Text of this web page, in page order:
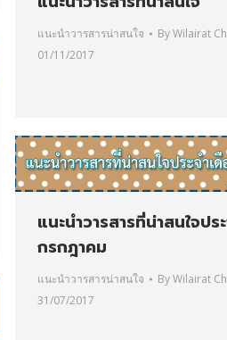
แนะนำวารสารน่าสนใจ ByWilairat
01/11/2017
แนะนำวารสารที่น่าสนใจปร
กรกฎาคม
แนะนำวารสารน่าสนใจ ByWilairat
31/07/2017